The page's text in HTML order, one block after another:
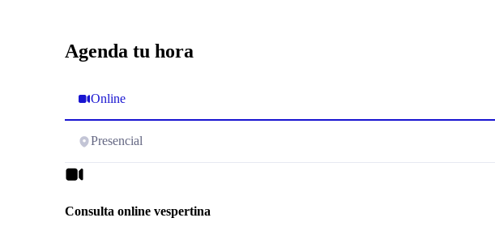
Agenda tu hora
Online
Presencial
Consulta online vespertina